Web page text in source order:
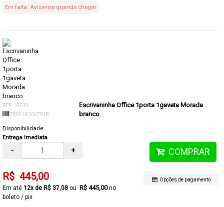
Em falta. Avise-me quando chegar
REF: 19639
7895183067918
Escrivaninha Office 1porta 1gaveta Morada
branco
Disponibilidade:
Entrega Imediata
- + COMPRAR
R$ 445,00
12x de R$ 37,08 R$ 445,00no
boleto / pix
Opções de pagamento